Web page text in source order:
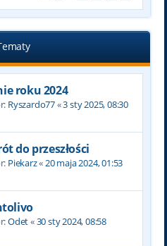
roku 2024
Ryszardo77«3 sty 2025, 08:30
do przeszłości
Piekarz«20 maja 2024, 01:53
Odet«30 sty 2024, 08:58